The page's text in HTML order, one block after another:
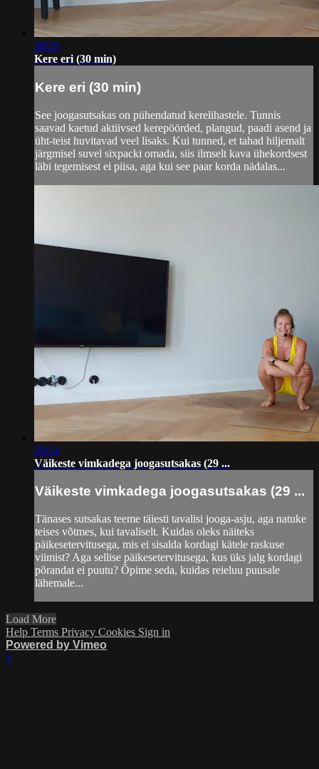
30:25
Kere eri (30 min)
Kere eri (30 min)
See joogasutsakas on pühendatud kerelihastele. Tunnis
saavad kaetud aktiivsed kerepöörded, plangud, paadi asend ja
üht-teist huvitavad veel lisaks. Kui tunned, et tahad hiljemalt
järgmisel suvel sixpacki omada, siis ilmselt kava ühekordsest
läbi tegemisest ei piisa, aga kui see paar korda nädalas...
29:14
Väikeste vimkadega joogasutsakas (29 ...
Väikeste vimkadega joogasutsakas (29 ...
Tänases sutsakas teeme täiesti tavalisi jooga-asju, aga natuke
teises võtmes, kui tavaliselt. Kuidas oleks näiteks
päikesetervitusega, mis ei sisalda kordagi kätele raskuse
viimist? Aga sellise päikesetervitusega, kus üks jalg kordagi
põrandat ei puutu? Õpime seda, kuidas reieluu puusale
lähemale...
Load More
Help Terms Privacy Cookies Sign in
Powered by Vimeo
×